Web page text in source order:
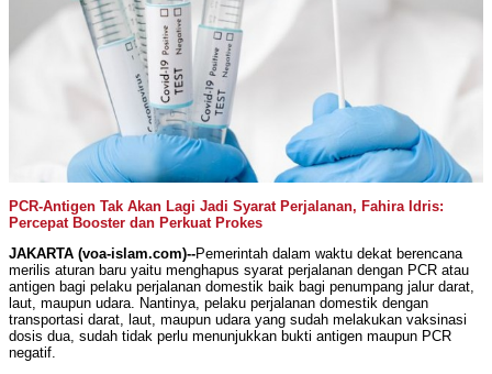
PCR-Antigen Tak Akan Lagi Jadi Syarat Perjalanan, Fahira Idris:
Percepat Booster dan Perkuat Prokes
JAKARTA (voa-islam.com)--Pemerintah dalam waktu dekat berencana
merilis aturan baru yaitu menghapus syarat perjalanan dengan PCR atau
antigen bagi pelaku perjalanan domestik baik bagi penumpang jalur darat,
laut, maupun udara. Nantinya, pelaku perjalanan domestik dengan
transportasi darat, laut, maupun udara yang sudah melakukan vaksinasi
dosis dua, sudah tidak perlu menunjukkan bukti antigen maupun PCR
negatif.